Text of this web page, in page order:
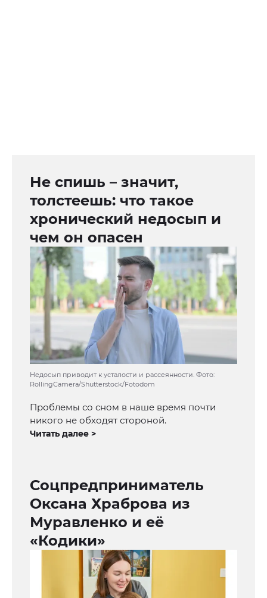
Не спишь – значит,
толстеешь: что такое
хронический недосып и
чем он опасен
Недосып приводит к усталости и рассеянности. Фото:
RollingCamera/Shutterstock/Fotodom
Проблемы со сном в наше время почти
никого не обходят стороной.
Читать далее >
Соцпредприниматель
Оксана Храброва из
Муравленко и её
«Кодики»